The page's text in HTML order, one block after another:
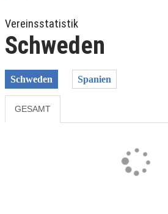
Vereinsstatistik
Schweden
Schweden Spanien
GESAMT